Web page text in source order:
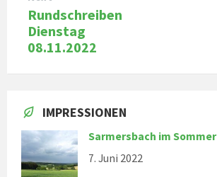
Rundschreiben
Dienstag
08.11.2022
IMPRESSIONEN
Sarmersbach im Sommer
7. Juni 2022